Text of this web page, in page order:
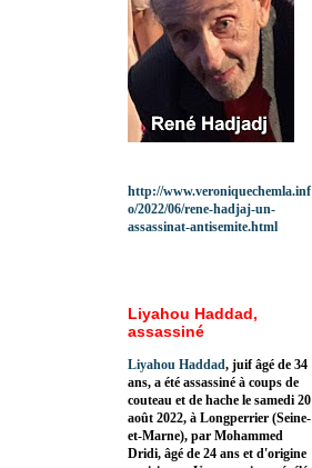
http://www.veroniquechemla.inf
o/2022/06/rene-hadjaj-un-
assassinat-antisemite.html
Liyahou Haddad,
assassiné
Liyahou Haddad, juif âgé de 34
ans, a été assassiné à coups de
couteau et de hache le samedi 20
août 2022, à Longperrier (Seine-
et-Marne), par Mohammed
Dridi, âgé de 24 ans et d'origine